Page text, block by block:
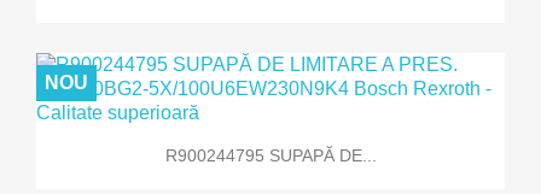
R900244795 SUPAPĂ DE...
NOU